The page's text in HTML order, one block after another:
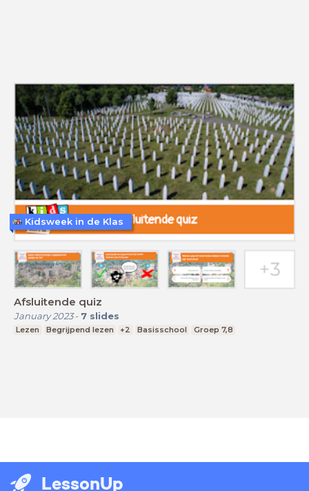
Afsluitende quiz
January 2023- 7 slides
Lezen Begrijpend lezen +2 Basisschool Groep 7,8
Kidsweek in de Klas
LessonUp